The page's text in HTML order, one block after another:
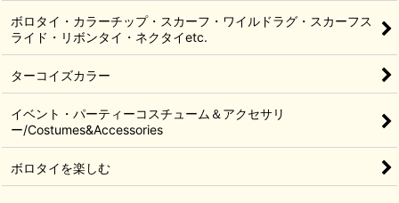
ボロタイ・カラーチップ・スカーフ・ワイルドラグ・スカーフス
ライド・リボンタイ・ネクタイetc.
ターコイズカラー
イベント・パーティーコスチューム＆アクセサリ
ー/Costumes&Accessories
ボロタイを楽しむ